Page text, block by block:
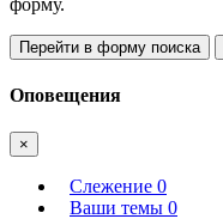
форму.
Перейти в форму поиска
Оповещения
×
Слежение 0
Ваши темы 0